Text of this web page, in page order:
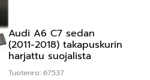
Audi A6 C7 sedan
(2011-2018) takapuskurin
harjattu suojalista
Tuotenro: 67537